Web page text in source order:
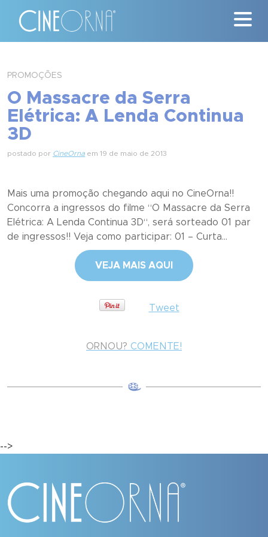
News
#ClássicosCineOrna
Quem Somos
Contato
PROMOÇÕES
O Massacre da Serra
Elétrica: A Lenda Continua
3D
postado por CineOrna em 19 de maio de 2013
Mais uma promoção chegando aqui no CineOrna!!
Concorra a ingressos do filme “O Massacre da Serra
Elétrica: A Lenda Continua 3D“, será sorteado 01 par
de ingressos!! Veja como participar: 01 – Curta...
VEJA MAIS AQUI
Tweet
ORNOU? COMENTE!
-->